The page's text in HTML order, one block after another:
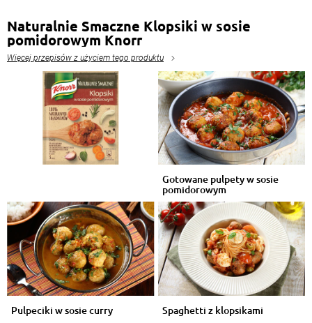
Naturalnie Smaczne Klopsiki w sosie
pomidorowym Knorr
Więcej przepisów z użyciem tego produktu
Gotowane pulpety w sosie
pomidorowym
Pulpeciki w sosie curry Spaghetti z klopsikami